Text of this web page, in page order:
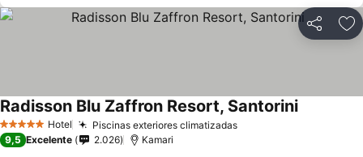
Compartir
5 Estrellas Hotel Piscinas exteriores climatizadas
Radisson Blu Zaffron Resort, Santorini
9,5 Excelente 2.026 Kamari